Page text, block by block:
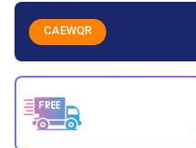
CAEWQR